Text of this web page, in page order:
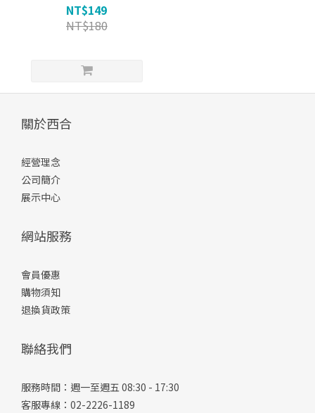
NT$149
NT$180
關於西合
經營理念
公司簡介
展示中心
網站服務
會員優惠
購物須知
退換貨政策
聯絡我們
服務時間：週一至週五 08:30 - 17:30
客服專線：02-2226-1189